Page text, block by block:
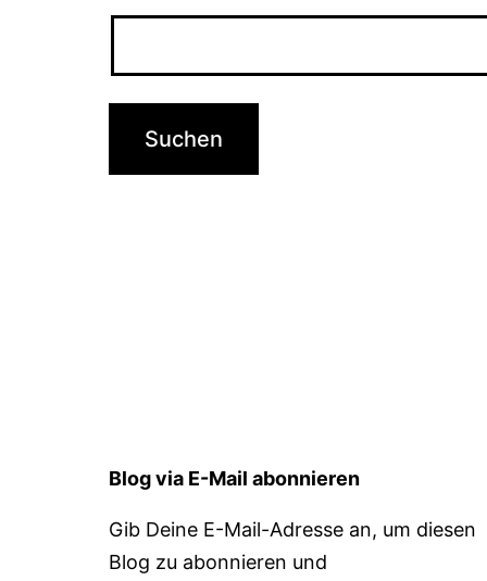
Blog via E-Mail abonnieren
Gib Deine E-Mail-Adresse an, um diesen
Blog zu abonnieren und